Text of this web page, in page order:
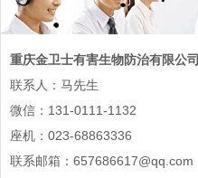
重庆金卫士有害生物防治有限公司
联系人：马先生
微信：131-0111-1132
座机：023-68863336
联系邮箱：657686617@qq.com